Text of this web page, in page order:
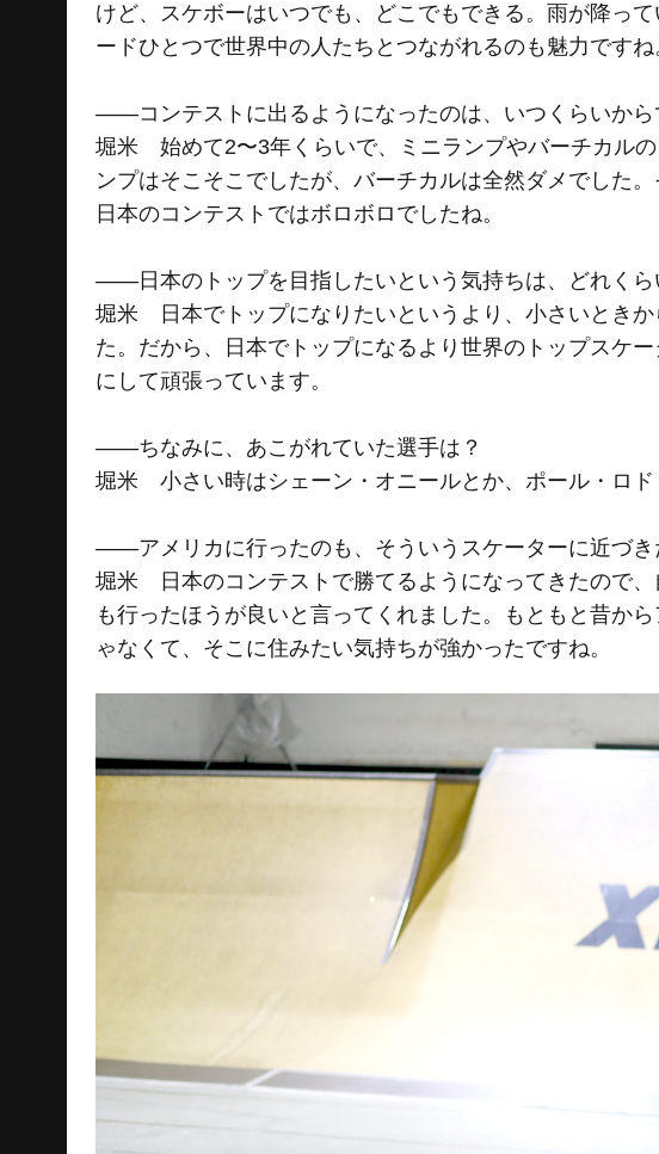
けど、スケボーはいつでも、どこでもできる。雨が降っ
ードひとつで世界中の人たちとつながれるのも魅力ですね
――コンテストに出るようになったのは、いつくらいから
堀米 始めて2〜3年くらいで、ミニランプやバーチカル
ンプはそこそこでしたが、バーチカルは全然ダメでした
日本のコンテストではボロボロでしたね。
――日本のトップを目指したいという気持ちは、どれくら
堀米 日本でトップになりたいというより、小さいとき
た。だから、日本でトップになるより世界のトップスケ
にして頑張っています。
――ちなみに、あこがれていた選手は？
堀米 小さい時はシェーン・オニールとか、ポール・ロド
――アメリカに行ったのも、そういうスケーターに近づき
堀米 日本のコンテストで勝てるようになってきたので
も行ったほうが良いと言ってくれました。もともと昔か
ゃなくて、そこに住みたい気持ちが強かったですね。